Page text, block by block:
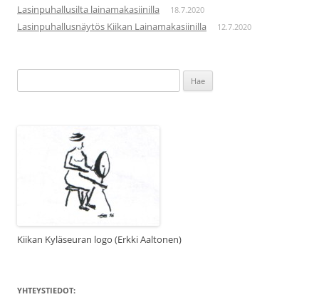
Lasinpuhallusilta lainamakasiinilla 18.7.2020
Lasinpuhallusnäytös Kiikan Lainamakasiinilla 12.7.2020
Kiikan Kyläseuran logo (Erkki Aaltonen)
YHTEYSTIEDOT: